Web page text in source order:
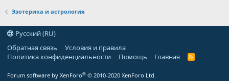
Эзотерика и астрология
Русский (RU)
Обратная связь
Условия и правила
Политика конфиденциальности
Помощь Главная
R
Forum software by XenForo® © 2010-2020 XenForo Ltd.